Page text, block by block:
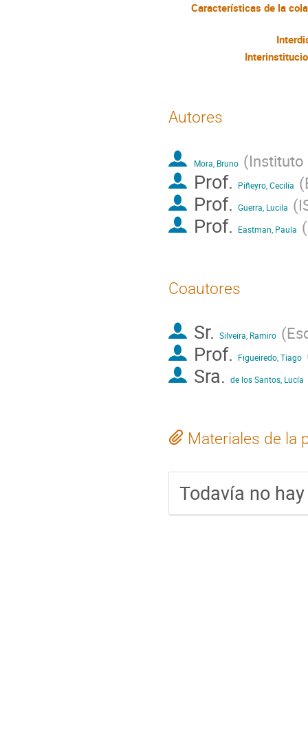
Autores
Mora, Bruno (Instituto
Prof. Piñeyro, Cecilia (
Prof. Guerra, Lucila (
Prof. Eastman, Paula (
Coautores
Sr. Silveira, Ramiro (
Prof. Figueiredo, Tiago
Sra. de los Santos, Lucía
Materiales de la
Todavía no